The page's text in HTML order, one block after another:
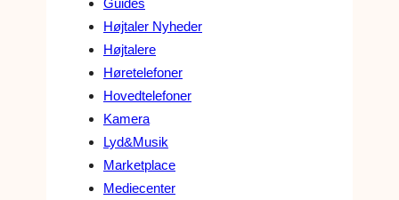
Guides
Højtaler Nyheder
Højtalere
Høretelefoner
Hovedtelefoner
Kamera
Lyd&Musik
Marketplace
Mediecenter